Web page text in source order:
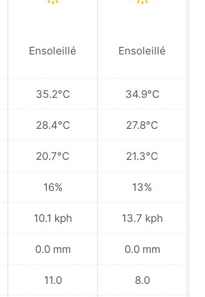
Ensoleillé
35.2°C
28.4°C
20.7°C
16%
10.1 kph
0.0 mm
11.0
Ensoleillé
34.9°C
27.8°C
21.3°C
13%
13.7 kph
0.0 mm
8.0